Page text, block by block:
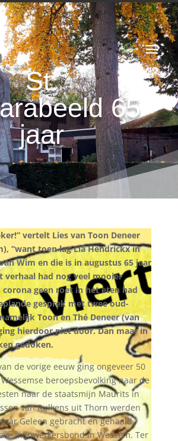
St.
65
jaar
vertelt Lies van Toon Deneer
“want toen lag Lia Hendrickx in
Wim en die is in augustus 65 jaar
verhaal had nog veel mooier
geen roet in het eten had
gesprek met twee oud-
Toon en Thé Deneer (van
hierdoor niet door. Dan maar in
gedoken.
de vorige eeuw ging ongeveer 50
beroepsbevolking naar de
naar de staatsmijn Maurits in
van Rulkens uit Thorn werden
Geleen gebracht en gehaald.
mijnwerkersbond in Wessem. Ter